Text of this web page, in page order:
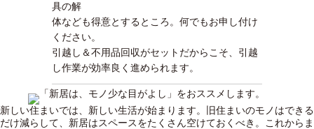
具の解
体なども得意とするところ。何でもお申し付け
ください。
引越し＆不用品回収がセットだからこそ、引越
し作業が効率良く進められます。
新しい住まいでは、新しい生活が始まります。旧住まいのモノはできる
だけ減らして、新居はスペースをたくさん空けておくべき。これからま